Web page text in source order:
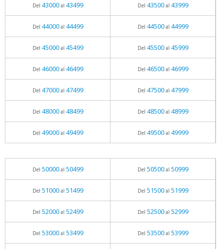
Del 43000al 43499 Del 43500al 43999
Del 44000al 44499 Del 44500al 44999
Del 45000al 45499 Del 45500al 45999
Del 46000al 46499 Del 46500al 46999
Del 47000al 47499 Del 47500al 47999
Del 48000al 48499 Del 48500al 48999
Del 49000al 49499 Del 49500al 49999
Del 50000al 50499 Del 50500al 50999
Del 51000al 51499 Del 51500al 51999
Del 52000al 52499 Del 52500al 52999
Del 53000al 53499 Del 53500al 53999